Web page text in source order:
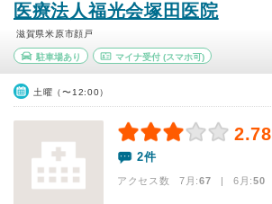
医療法人福光会塚田医院
滋賀県米原市顔戸
駐車場あり マイナ受付(スマホ可)
土曜（〜12:00）
2.78
2件
アクセス数 7月:67 | 6月:50